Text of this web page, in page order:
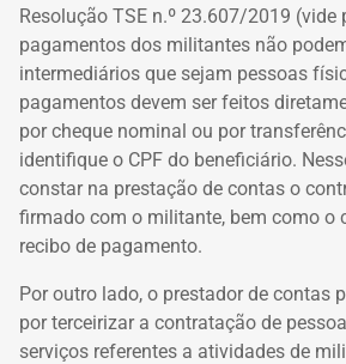
Resolução TSE n.º 23.607/2019 (vide
pagamentos dos militantes não
intermediários que sejam pessoas
pagamentos devem ser feitos
por cheque nominal ou por
identifique o CPF do beneficiário.
constar na prestação de contas o
firmado com o militante, bem como o
recibo de pagamento.
Por outro lado, o prestador de contas
por terceirizar a contratação de
serviços referentes a atividades de